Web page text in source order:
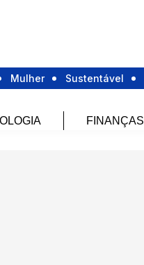
Mulher Sustentável
FINANÇAS